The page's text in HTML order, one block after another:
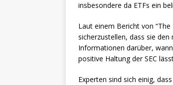
insbesondere da ETFs ein
Laut einem Bericht von
sicherzustellen, dass sie
Informationen darüber,
positive Haltung der SEC
Experten sind sich einig,